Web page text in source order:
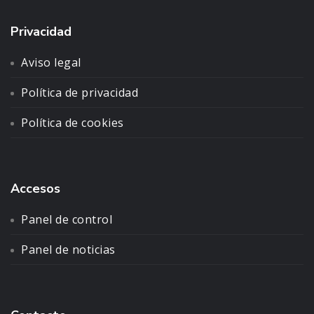
Privacidad
Aviso legal
Política de privacidad
Política de cookies
Accesos
Panel de control
Panel de noticias